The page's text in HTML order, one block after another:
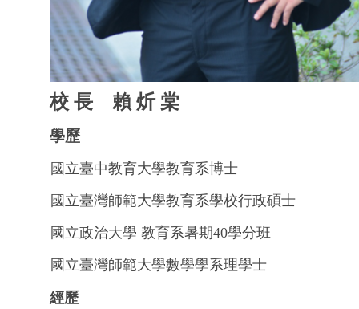
校 長 賴 炘 棠
學歷
國立臺中教育大學教育系博士
國立臺灣師範大學教育系學校行政碩士
國立政治大學 教育系暑期40學分班
國立臺灣師範大學數學學系理學士
經歷